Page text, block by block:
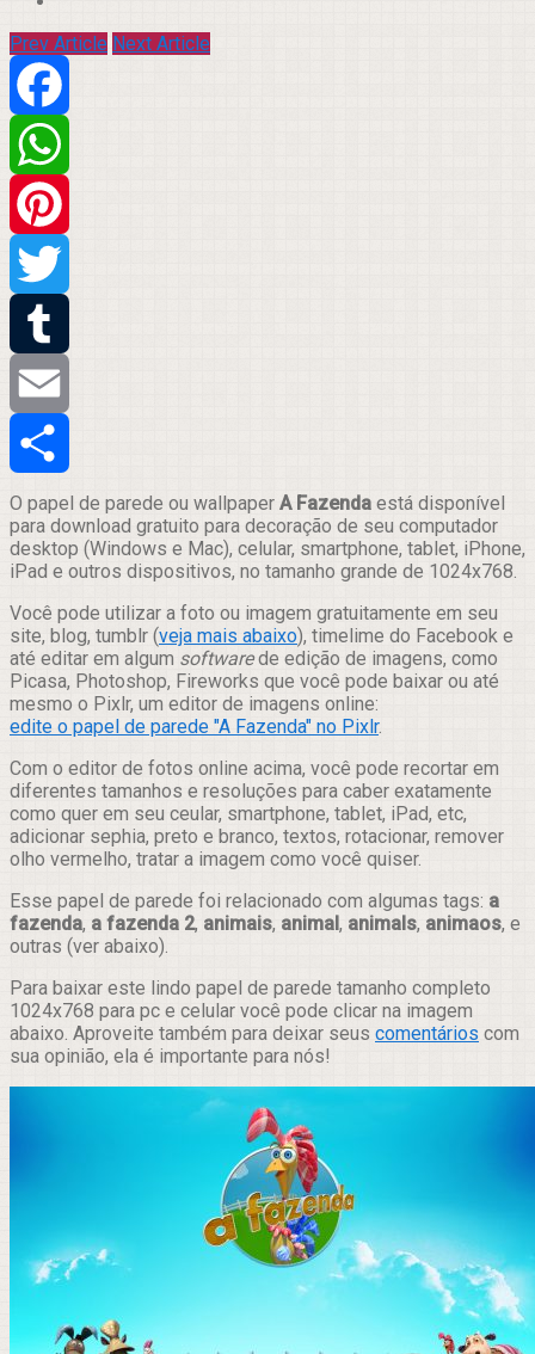
Prev Article Next Article
Facebook
WhatsApp
Pinterest
Twitter
Tumblr
Email
Compartilhar
O papel de parede ou wallpaper A Fazenda está disponível
para download gratuito para decoração de seu computador
desktop (Windows e Mac), celular, smartphone, tablet, iPhone,
iPad e outros dispositivos, no tamanho grande de 1024x768.
Você pode utilizar a foto ou imagem gratuitamente em seu
site, blog, tumblr (veja mais abaixo), timelime do Facebook e
até editar em algum softwarede edição de imagens, como
Picasa, Photoshop, Fireworks que você pode baixar ou até
mesmo o Pixlr, um editor de imagens online:
edite o papel de parede "A Fazenda" no Pixlr.
Com o editor de fotos online acima, você pode recortar em
diferentes tamanhos e resoluções para caber exatamente
como quer em seu ceular, smartphone, tablet, iPad, etc,
adicionar sephia, preto e branco, textos, rotacionar, remover
olho vermelho, tratar a imagem como você quiser.
Esse papel de parede foi relacionado com algumas tags: a
fazenda, a fazenda 2, animais, animal, animals, animaos, e
outras (ver abaixo).
Para baixar este lindo papel de parede tamanho completo
1024x768 para pc e celular você pode clicar na imagem
abaixo. Aproveite também para deixar seus comentários com
sua opinião, ela é importante para nós!